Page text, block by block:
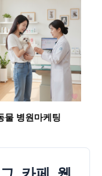
물 병원마케팅